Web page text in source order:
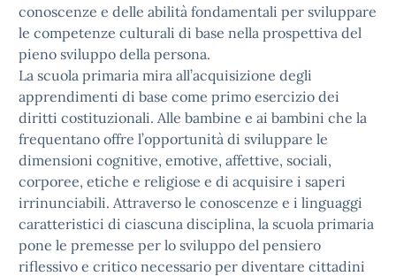
conoscenze e delle abilità fondamentali per sviluppare
le competenze culturali di base nella prospettiva del
pieno sviluppo della persona.
La scuola primaria mira all’acquisizione degli
apprendimenti di base come primo esercizio dei
diritti costituzionali. Alle bambine e ai bambini che la
frequentano offre l’opportunità di sviluppare le
dimensioni cognitive, emotive, affettive, sociali,
corporee, etiche e religiose e di acquisire i saperi
irrinunciabili. Attraverso le conoscenze e i linguaggi
caratteristici di ciascuna disciplina, la scuola primaria
pone le premesse per lo sviluppo del pensiero
riflessivo e critico necessario per diventare cittadini